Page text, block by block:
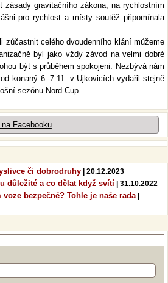
gravitačního zákona, na rychlostním
pro rychlost a místy soutěž připomínala
zúčastnit celého dvoudenního klání můžeme
byl jako vždy závod na velmi dobré
být s průběhem spokojeni. Nezbývá nám
konaný 6.-7.11. v Ujkovicích vydařil stejně
sezónu Nord Cup.
Facebooku
či dobrodruhy | 20.12.2023
důležité a co dělat když svítí | 31.10.2022
bezpečně? Tohle je naše rada|